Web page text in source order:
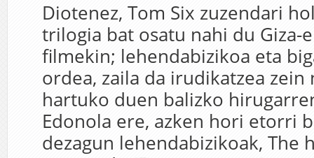
Diotenez, Tom Six zuzendari
trilogia bat osatu nahi du Giza-
filmekin; lehendabizikoa eta
ordea, zaila da irudikatzea zein
hartuko duen balizko
Edonola ere, azken hori etorri
dezagun lehendabizikoak, The